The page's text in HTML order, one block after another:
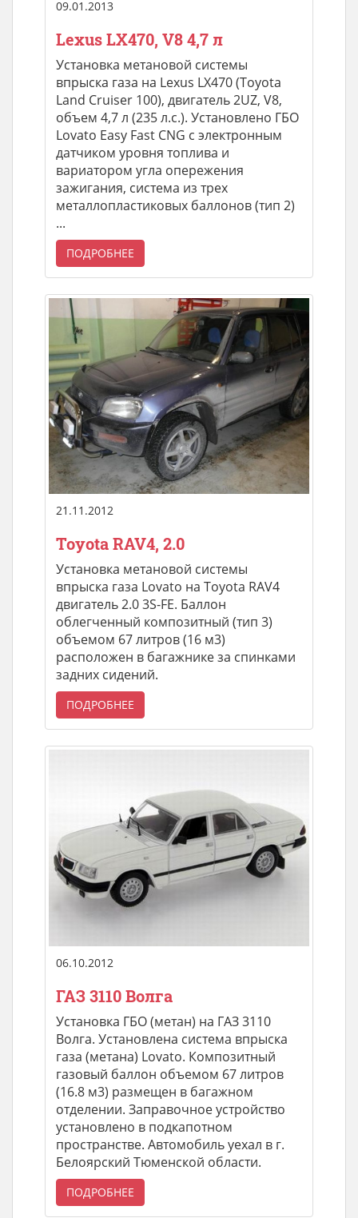
09.01.2013
Lexus LX470, V8 4,7 л
Установка метановой системы
впрыска газа на Lexus LX470 (Toyota
Land Cruiser 100), двигатель 2UZ, V8,
объем 4,7 л (235 л.с.). Установлено ГБО
Lovato Easy Fast CNG с электронным
датчиком уровня топлива и
вариатором угла опережения
зажигания, система из трех
металлопластиковых баллонов (тип 2)
...
ПОДРОБНЕЕ
21.11.2012
Toyota RAV4, 2.0
Установка метановой системы
впрыска газа Lovato на Toyota RAV4
двигатель 2.0 3S-FE. Баллон
облегченный композитный (тип 3)
объемом 67 литров (16 м3)
расположен в багажнике за спинками
задних сидений.
ПОДРОБНЕЕ
06.10.2012
ГАЗ 3110 Волга
Установка ГБО (метан) на ГАЗ 3110
Волга. Установлена система впрыска
газа (метана) Lovato. Композитный
газовый баллон объемом 67 литров
(16.8 м3) размещен в багажном
отделении. Заправочное устройство
установлено в подкапотном
пространстве. Автомобиль уехал в г.
Белоярский Тюменской области.
ПОДРОБНЕЕ